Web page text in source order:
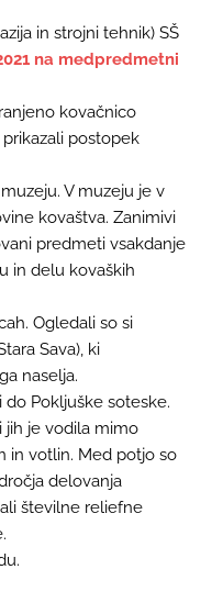
in strojni tehnik) SŠ
na medpredmetni
kovačnico
postopek
V muzeju je v
kovaštva. Zanimivi
predmeti vsakdanje
in delu kovaških
Ogledali so si
Sava), ki
naselja.
Pokljuške soteske.
jih je vodila mimo
in votlin. Med potjo so
delovanja
številne reliefne